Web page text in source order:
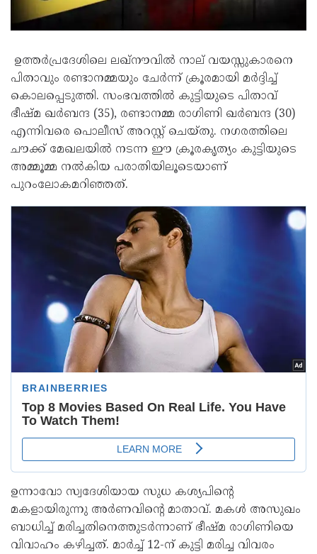
ഉത്തർപ്രദേശിലെ ലഖ്‌നൗവിൽ നാല് വയസ്സുകാരനെ
പിതാവും രണ്ടാനമ്മയും ചേർന്ന് ക്രൂരമായി മർദ്ദിച്ച്
കൊലപ്പെടുത്തി. സംഭവത്തിൽ കുട്ടിയുടെ പിതാവ്
ഭീഷ്മ ഖർബന്ദ (35), രണ്ടാനമ്മ രാഗിണി ഖർബന്ദ (30)
എന്നിവരെ പൊലീസ് അറസ്റ്റ് ചെയ്തു. നഗരത്തിലെ
ചൗക്ക് മേഖലയിൽ നടന്ന ഈ ക്രൂരകൃത്യം കുട്ടിയുടെ
അമ്മൂമ്മ നൽകിയ പരാതിയിലൂടെയാണ്
പുറംലോകമറിഞ്ഞത്.
ഉന്നാവോ സ്വദേശിയായ സുധ കശ്യപിന്റെ
മകളായിരുന്നു അർണവിന്റെ മാതാവ്. മകൾ അസുഖം
ബാധിച്ച് മരിച്ചതിനെത്തുടർന്നാണ് ഭീഷ്മ രാഗിണിയെ
വിവാഹം കഴിച്ചത്. മാർച്ച് 12-ന് കുട്ടി മരിച്ച വിവരം